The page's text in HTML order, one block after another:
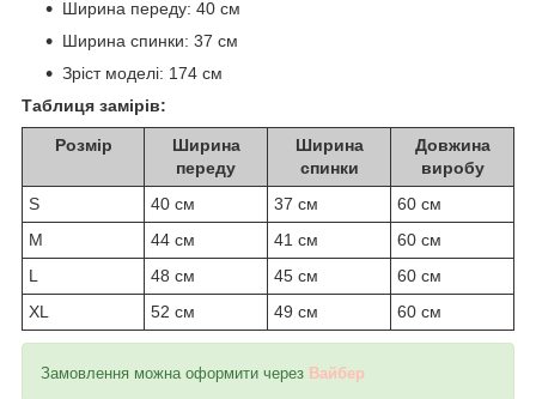
Ширина переду: 40 см
Ширина спинки: 37 см
Зріст моделі: 174 см
Таблиця замірів:
Розмір
Ширина
переду
Ширина
спинки
Довжина
виробу
S
40 см 37 см
60 см
M
44 см 41 см
60 см
L
48 см 45 см
60 см
XL
52 см 49 см 60 см
Замовлення можна оформити через Вайбер